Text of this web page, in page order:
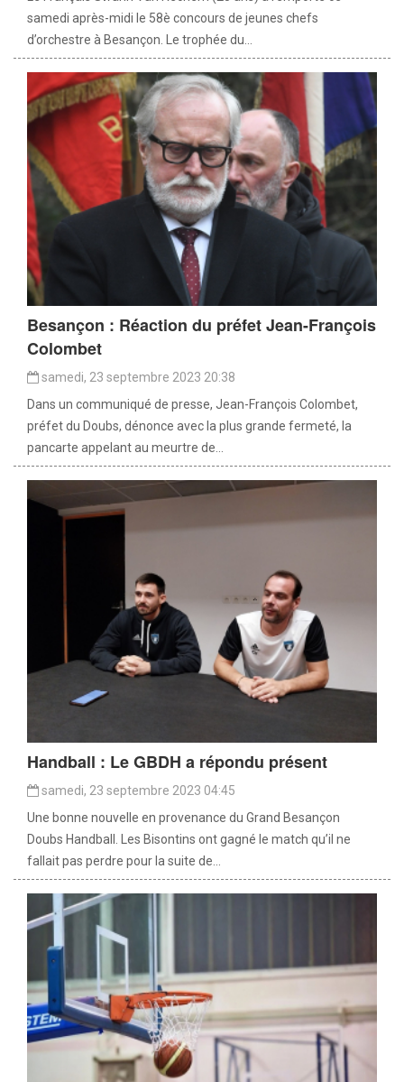
samedi après-midi le 58è concours de jeunes chefs
d’orchestre à Besançon. Le trophée du...
Besançon : Réaction du préfet Jean-François
Colombet
samedi, 23 septembre 2023 20:38
Dans un communiqué de presse, Jean-François Colombet,
préfet du Doubs, dénonce avec la plus grande fermeté, la
pancarte appelant au meurtre de...
Handball : Le GBDH a répondu présent
samedi, 23 septembre 2023 04:45
Une bonne nouvelle en provenance du Grand Besançon
Doubs Handball. Les Bisontins ont gagné le match qu’il ne
fallait pas perdre pour la suite de...